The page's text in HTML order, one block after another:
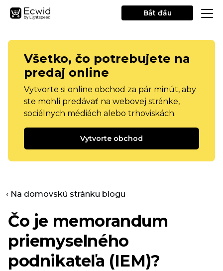
Bắt đầu
Všetko, čo potrebujete na
predaj online
Vytvorte si online obchod za pár minút, aby
ste mohli predávať na webovej stránke,
sociálnych médiách alebo trhoviskách.
Vytvorte obchod
‹ Na domovskú stránku blogu
Čo je memorandum
priemyselného
podnikateľa (IEM)?